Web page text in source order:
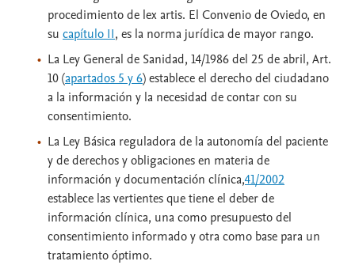
procedimiento de lex artis. El Convenio de Oviedo, en
su capítulo II, es la norma jurídica de mayor rango.
La Ley General de Sanidad, 14/1986 del 25 de abril, Art.
10 (apartados 5 y 6) establece el derecho del ciudadano
a la información y la necesidad de contar con su
consentimiento.
La Ley Básica reguladora de la autonomía del paciente
y de derechos y obligaciones en materia de
información y documentación clínica,41/2002
establece las vertientes que tiene el deber de
información clínica, una como presupuesto del
consentimiento informado y otra como base para un
tratamiento óptimo.